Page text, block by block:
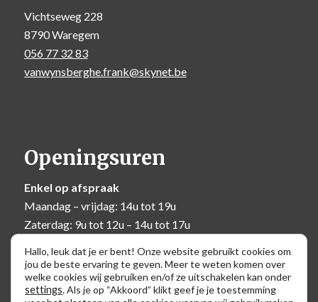
Vichtseweg 228
8790 Waregem
056 77 32 83
vanwynsberghe.frank@skynet.be
Openingsuren
Enkel op afspraak
Maandag – vrijdag: 14u tot 19u
Zaterdag: 9u tot 12u – 14u tot 17u
Hallo, leuk dat je er bent! Onze website gebruikt cookies om
jou de beste ervaring te geven. Meer te weten komen over
welke cookies wij gebruiken en/of ze uitschakelen kan onder
settings.Als je op “Akkoord” klikt geef je je toestemming